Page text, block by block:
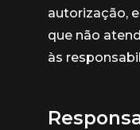
autorização,
que não
às